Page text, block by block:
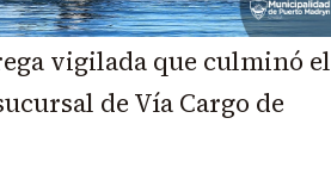
vigilada que culminó el
de Vía Cargo de